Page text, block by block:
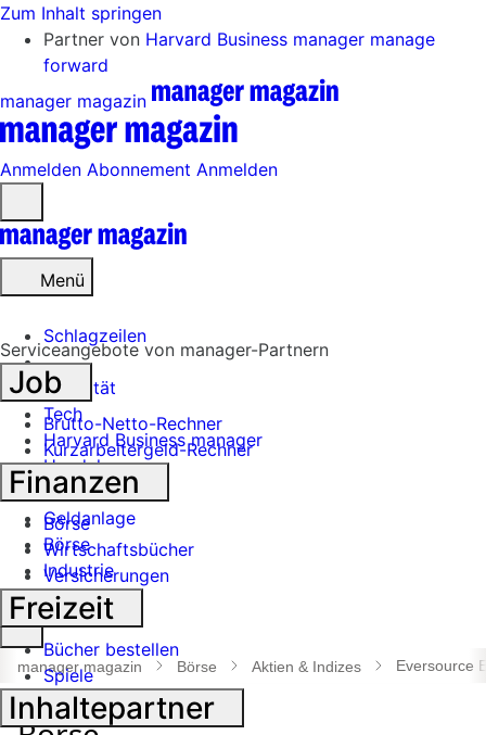
Zum Inhalt springen
Partner von Harvard Business manager manage
forward
manager magazin
Anmelden Abonnement Anmelden
öffnen
Menü
Schlagzeilen
Mobilität
Tech
Harvard Business manager
Handel
Banken
Geldanlage
Börse
Industrie
Suche
öffnen
manager magazin Börse Aktien & Indizes Eversource
Serviceangebote von manager-Partnern
Job
Brutto-Netto-Rechner
Kurzarbeitergeld-Rechner
Finanzen
Börse
Wirtschaftsbücher
Versicherungen
Freizeit
Bücher bestellen
Spiele
Inhaltepartner